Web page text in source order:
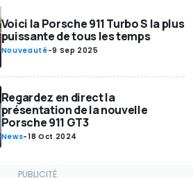
Voici la Porsche 911 Turbo S la plus
puissante de tous les temps
Nouveauté-9 Sep 2025
Regardez en direct la
présentation de la nouvelle
Porsche 911 GT3
News-18 Oct 2024